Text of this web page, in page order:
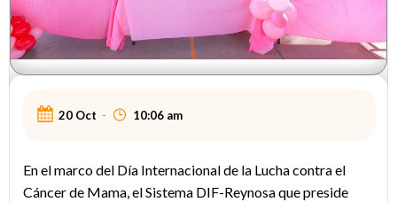
20 Oct - 10:06 am
En el marco del Día Internacional de la Lucha contra el
Cáncer de Mama, el Sistema DIF-Reynosa que preside